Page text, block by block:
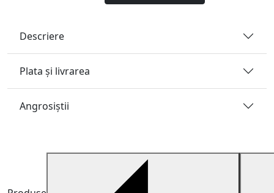
Descriere
Plata și livrarea
Angrosiştii